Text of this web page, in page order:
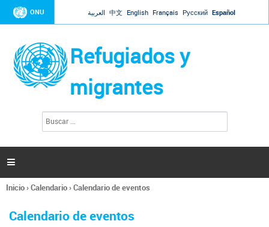
Jump to navigation
ONU العربية 中文 English Français Русский Español
Refugiados y
migrantes
l
s

Se
usted
Inicio›Calendario›Calendario de eventos
Calendario de eventos